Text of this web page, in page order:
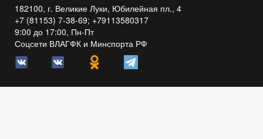
182100, г. Великие Луки, Юбилейная пл., 4
+7 (81153) 7-38-69; +79113580317
9:00 до 17:00, Пн-Пт
Соцсети ВЛАГФК и Минспорта РФ